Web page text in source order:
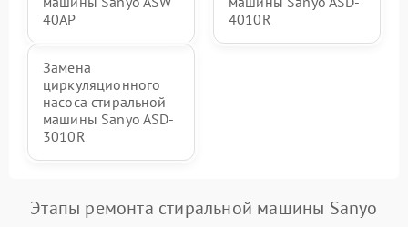
40AP
4010R
Замена
циркуляционного
насоса стиральной
машины Sanyo ASD-
3010R
Этапы ремонта стиральной машины Sanyo